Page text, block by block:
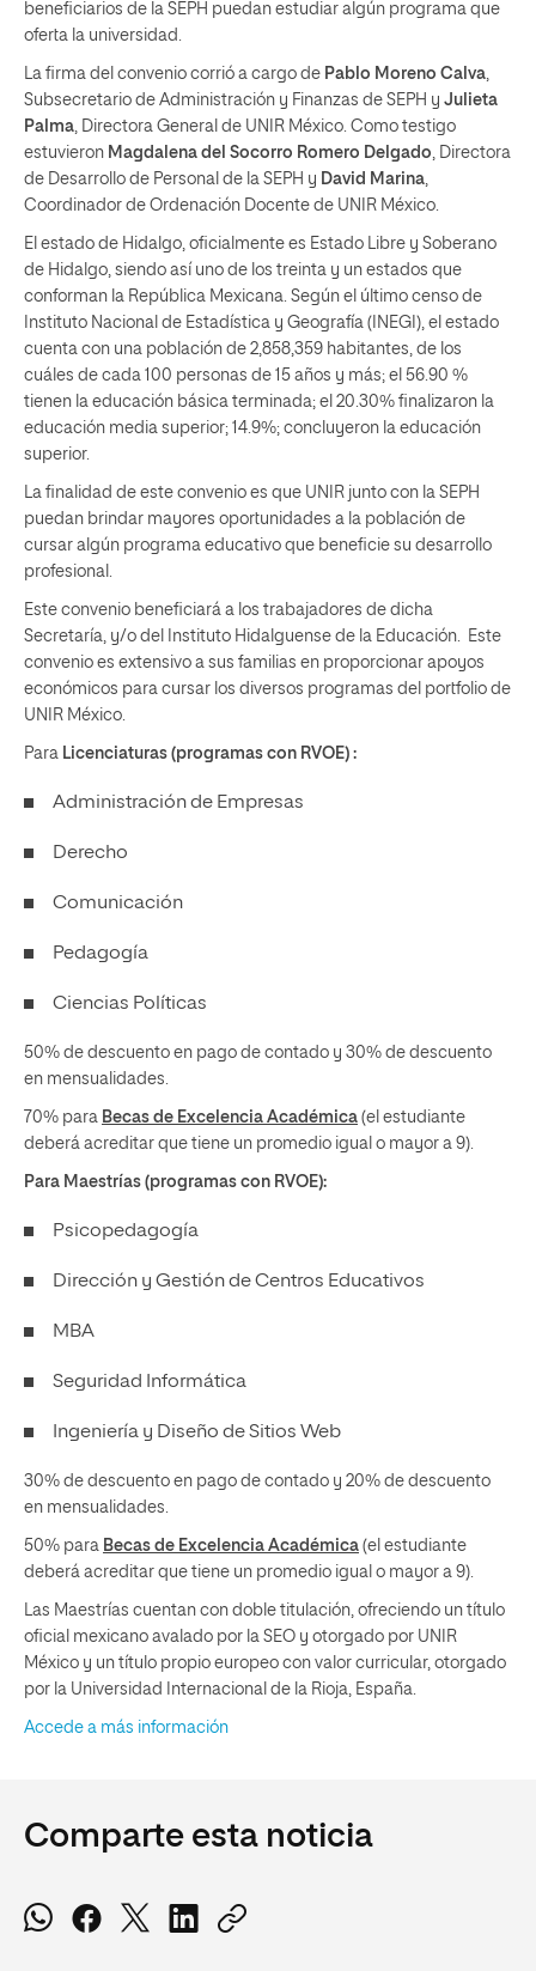
beneficiarios de la SEPH puedan estudiar algún programa que
oferta la universidad.
La firma del convenio corrió a cargo de Pablo Moreno Calva,
Subsecretario de Administración y Finanzas de SEPH y Julieta
Palma, Directora General de UNIR México. Como testigo
estuvieron Magdalena del Socorro Romero Delgado, Directora
de Desarrollo de Personal de la SEPH y David Marina,
Coordinador de Ordenación Docente de UNIR México.
El estado de Hidalgo, oficialmente es Estado Libre y Soberano
de Hidalgo, siendo así uno de los treinta y un estados que
conforman la República Mexicana. Según el último censo de
Instituto Nacional de Estadística y Geografía (INEGI), el estado
cuenta con una población de 2,858,359 habitantes, de los
cuáles de cada 100 personas de 15 años y más; el 56.90 %
tienen la educación básica terminada; el 20.30% finalizaron la
educación media superior; 14.9%; concluyeron la educación
superior.
La finalidad de este convenio es que UNIR junto con la SEPH
puedan brindar mayores oportunidades a la población de
cursar algún programa educativo que beneficie su desarrollo
profesional.
Este convenio beneficiará a los trabajadores de dicha
Secretaría, y/o del Instituto Hidalguense de la Educación. Este
convenio es extensivo a sus familias en proporcionar apoyos
económicos para cursar los diversos programas del portfolio de
UNIR México.
Para Licenciaturas (programas con RVOE) :
Administración de Empresas
Derecho
Comunicación
Pedagogía
Ciencias Políticas
50% de descuento en pago de contado y 30% de descuento
en mensualidades.
70% para Becas de Excelencia Académica (el estudiante
deberá acreditar que tiene un promedio igual o mayor a 9).
Para Maestrías (programas con RVOE):
Psicopedagogía
Dirección y Gestión de Centros Educativos
MBA
Seguridad Informática
Ingeniería y Diseño de Sitios Web
30% de descuento en pago de contado y 20% de descuento
en mensualidades.
50% para Becas de Excelencia Académica (el estudiante
deberá acreditar que tiene un promedio igual o mayor a 9).
Las Maestrías cuentan con doble titulación, ofreciendo un título
oficial mexicano avalado por la SEO y otorgado por UNIR
México y un título propio europeo con valor curricular, otorgado
por la Universidad Internacional de la Rioja, España.
Accede a más información
Comparte esta noticia